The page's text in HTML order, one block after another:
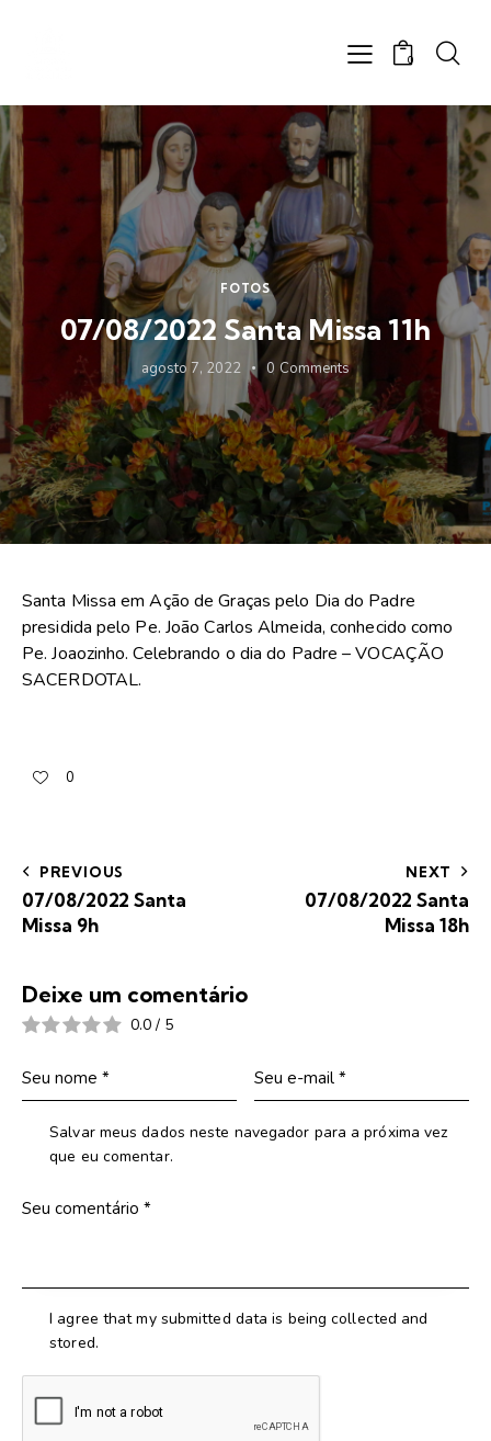
0
FOTOS
07/08/2022 Santa Missa 11h
agosto 7, 2022 0 Comments
Santa Missa em Ação de Graças pelo Dia do Padre
presidida pelo Pe. João Carlos Almeida, conhecido como
Pe. Joaozinho. Celebrando o dia do Padre – VOCAÇÃO
SACERDOTAL.
0
PREVIOUS
07/08/2022 Santa
Missa 9h
NEXT
07/08/2022 Santa
Missa 18h
Deixe um comentário
0.0 / 5
Salvar meus dados neste navegador para a próxima vez
que eu comentar.
I agree that my submitted data is being collected and
stored.